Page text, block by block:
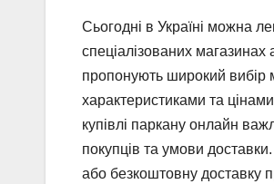
Сьогодні в Україні можна
спеціалізованих
пропонують широкий вибір
характеристиками та
купівлі паркану онлайн
покупців та умови
або безкоштовну доставку